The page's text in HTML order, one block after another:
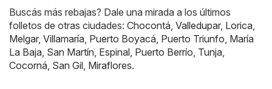
Buscás más rebajas? Dale una mirada a los últimos
folletos de otras ciudades: Chocontá, Valledupar, Lorica,
Melgar, Villamaría, Puerto Boyacá, Puerto Triunfo, María
La Baja, San Martín, Espinal, Puerto Berrío, Tunja,
Cocorná, San Gil, Miraflores.